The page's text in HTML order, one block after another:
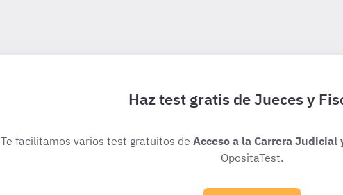
Haz test gratis de Jueces y
Te facilitamos varios test gratuitos de Acceso a la Carrera Judicial
OpositaTest.